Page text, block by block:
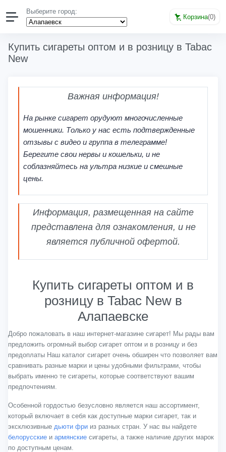
Выберите город:
Корзина(0)
Купить сигареты оптом и в розницу в Tabac
New
Важная информация!
На рынке сигарет орудуют многочисленные
мошенники. Только у нас есть подтвержденные
отзывы с видео и группа в телеграмме!
Берегите свои нервы и кошельки, и не
соблазняйтесь на ультра низкие и смешные
цены.
Информация, размещенная на сайте
представлена для ознакомления, и не
является публичной офертой.
Купить сигареты оптом и в
розницу в Tabac New в
Алапаевске
Добро пожаловать в наш интернет-магазине сигарет! Мы рады вам
предложить огромный выбор сигарет оптом и в розницу и без
предоплаты Наш каталог сигарет очень обширен что позволяет вам
сравнивать разные марки и цены удобными фильтрами, чтобы
выбрать именно те сигареты, которые соответствуют вашим
предпочтениям.
Особенной гордостью безусловно является наш ассортимент,
который включает в себя как доступные марки сигарет, так и
эксклюзивные дьюти фри из разных стран. У нас вы найдете
белорусские и армянские сигареты, а также наличие других марок
по доступным ценам.